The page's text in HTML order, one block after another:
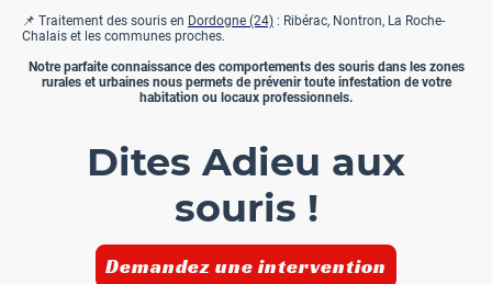
📌 Traitement des souris en Dordogne (24) : Ribérac, Nontron, La Roche-
Chalais et les communes proches.
Notre parfaite connaissance des comportements des souris dans les zones
rurales et urbaines nous permets de prévenir toute infestation de votre
habitation ou locaux professionnels.
Dites Adieu aux
souris !
Demandez une intervention